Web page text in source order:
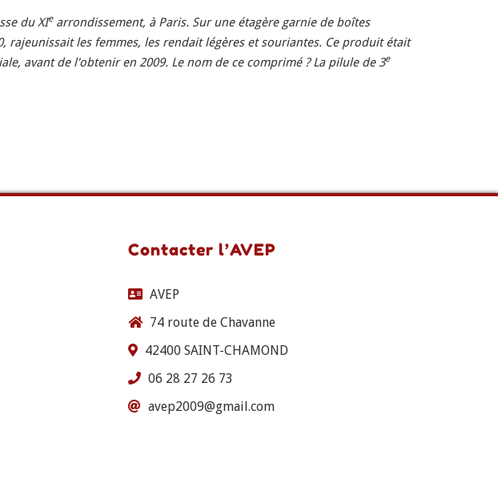
du XIearrondissement, à Paris. Sur une étagère garnie de boîtes
rajeunissait les femmes, les rendait légères et souriantes. Ce produit était
avant de l'obtenir en 2009. Le nom de ce comprimé ? La pilule de 3e
Contacter l’AVEP
AVEP
74 route de Chavanne
42400 SAINT-CHAMOND
06 28 27 26 73
avep2009@gmail.com